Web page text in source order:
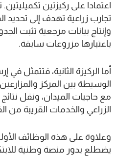
اعتمادا على ركيزتين
تجارب زراعية تهدف إلى تحديد
وإنتاج بيانات مرجعية تثبت
باعتبارها مزروعات سابقة.
أما الركيزة الثانية، فتتمثل
الوسيطة بين المركز
مع حاجيات الميدان، ونقل نتائج
الزراعي والخدمات القريبة من
وعلاوة على هذه الوظائف
يضطلع بدور منصة وطنية